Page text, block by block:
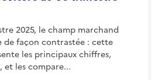
2025, le champ marchand
de façon contrastée : cette
les principaux chiffres,
et les compare...